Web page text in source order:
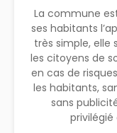
La commune
ses habitants
très simple,
les citoyens de
en cas de
les habitants,
sans